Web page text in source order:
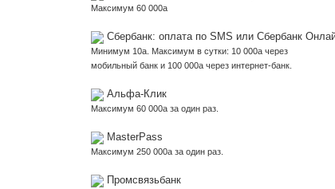
Максимум 60 000a
Сбербанк: оплата по SMS или Сбербанк
Минимум 10a . Максимум в сутки: 10 000a через
мобильный банк и 100 000a через интернет-банк.
Альфа-Клик
Максимум 60 000a за один раз.
MasterPass
Максимум 250 000a за один раз.
Промсвязьбанк